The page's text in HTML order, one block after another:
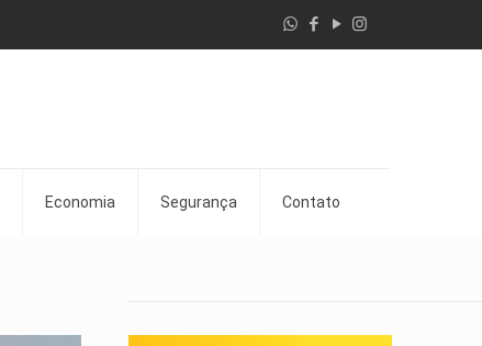
Economia Segurança Contato